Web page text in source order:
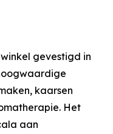
gevestigd in
kaarsen
Het
aan